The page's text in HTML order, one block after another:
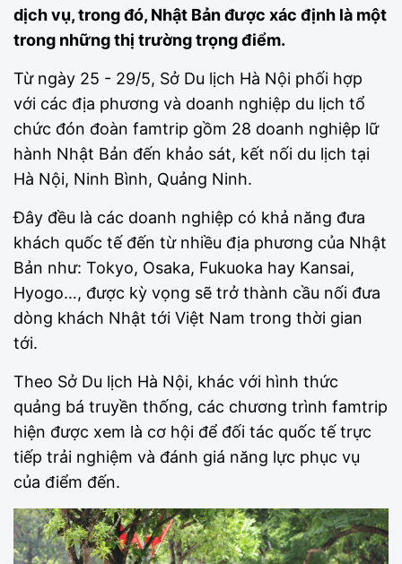
dịch vụ, trong đó, Nhật Bản được xác định là một
trong những thị trường trọng điểm.
Từ ngày 25 - 29/5, Sở Du lịch Hà Nội phối hợp
với các địa phương và doanh nghiệp du lịch tổ
chức đón đoàn famtrip gồm 28 doanh nghiệp lữ
hành Nhật Bản đến khảo sát, kết nối du lịch tại
Hà Nội, Ninh Bình, Quảng Ninh.
Đây đều là các doanh nghiệp có khả năng đưa
khách quốc tế đến từ nhiều địa phương của Nhật
Bản như: Tokyo, Osaka, Fukuoka hay Kansai,
Hyogo…, được kỳ vọng sẽ trở thành cầu nối đưa
dòng khách Nhật tới Việt Nam trong thời gian
tới.
Theo Sở Du lịch Hà Nội, khác với hình thức
quảng bá truyền thống, các chương trình famtrip
hiện được xem là cơ hội để đối tác quốc tế trực
tiếp trải nghiệm và đánh giá năng lực phục vụ
của điểm đến.